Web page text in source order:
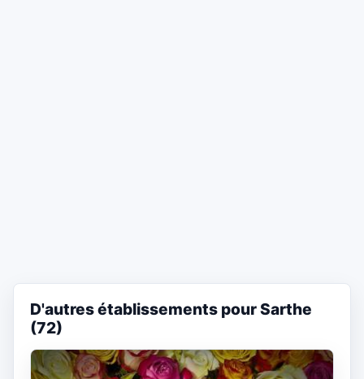
D'autres établissements pour Sarthe
(72)